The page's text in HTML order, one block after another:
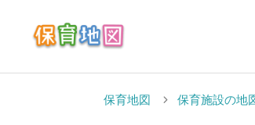
保育地図 保育施設の地